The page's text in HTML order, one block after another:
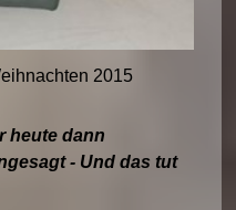
2015
heute dann
- Und das tut